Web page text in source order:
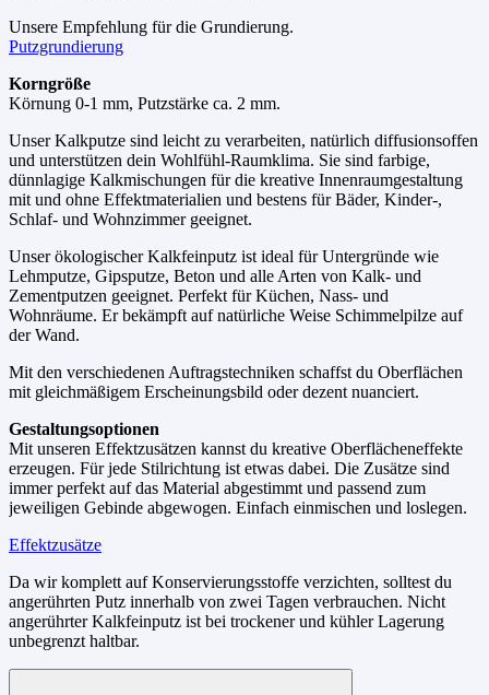
Unsere Empfehlung für die Grundierung.
Putzgrundierung
Korngröße
Körnung 0-1 mm, Putzstärke ca. 2 mm.
Unser Kalkputze sind leicht zu verarbeiten, natürlich diffusionsoffen
und unterstützen dein Wohlfühl-Raumklima. Sie sind farbige,
dünnlagige Kalkmischungen für die kreative Innenraumgestaltung
mit und ohne Effektmaterialien und bestens für Bäder, Kinder-,
Schlaf- und Wohnzimmer geeignet.
Unser ökologischer Kalkfeinputz ist ideal für Untergründe wie
Lehmputze, Gipsputze, Beton und alle Arten von Kalk- und
Zementputzen geeignet. Perfekt für Küchen, Nass- und
Wohnräume. Er bekämpft auf natürliche Weise Schimmelpilze auf
der Wand.
Mit den verschiedenen Auftragstechniken schaffst du Oberflächen
mit gleichmäßigem Erscheinungsbild oder dezent nuanciert.
Gestaltungsoptionen
Mit unseren Effektzusätzen kannst du kreative Oberflächeneffekte
erzeugen. Für jede Stilrichtung ist etwas dabei. Die Zusätze sind
immer perfekt auf das Material abgestimmt und passend zum
jeweiligen Gebinde abgewogen. Einfach einmischen und loslegen.
Effektzusätze
Da wir komplett auf Konservierungsstoffe verzichten, solltest du
angerührten Putz innerhalb von zwei Tagen verbrauchen. Nicht
angerührter Kalkfeinputz ist bei trockener und kühler Lagerung
unbegrenzt haltbar.